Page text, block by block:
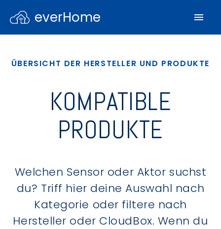
everHome
ÜBERSICHT DER HERSTELLER UND PRODUKTE
KOMPATIBLE
PRODUKTE
Welchen Sensor oder Aktor suchst
du? Triff hier deine Auswahl nach
Kategorie oder filtere nach
Hersteller oder CloudBox. Wenn du